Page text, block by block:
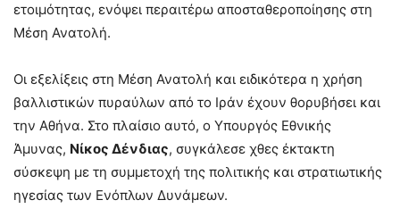
ετοιμότητας, ενόψει περαιτέρω αποσταθεροποίησης στη
Μέση Ανατολή.
Οι εξελίξεις στη Μέση Ανατολή και ειδικότερα η χρήση
βαλλιστικών πυραύλων από το Ιράν έχουν θορυβήσει και
την Αθήνα. Στο πλαίσιο αυτό, ο Υπουργός Εθνικής
Άμυνας, Νίκος Δένδιας, συγκάλεσε χθες έκτακτη
σύσκεψη με τη συμμετοχή της πολιτικής και στρατιωτικής
ηγεσίας των Ενόπλων Δυνάμεων.